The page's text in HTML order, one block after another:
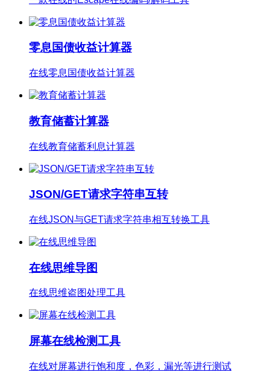
零息国债收益计算器
在线零息国债收益计算器
教育储蓄计算器
在线教育储蓄利息计算器
JSON/GET请求字符串互转
在线JSON与GET请求字符串相互转换工具
在线思维导图
在线思维盗图处理工具
屏幕在线检测工具
在线对屏幕进行饱和度，色彩，漏光等进行测试